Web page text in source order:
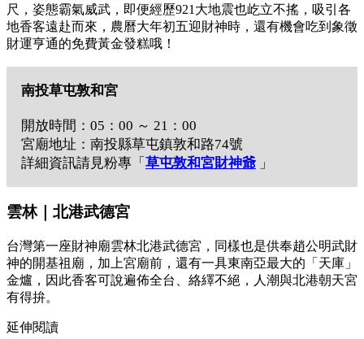
尺，姿態霸氣威武，即便經歷921大地震也屹立不搖，吸引各
地香客遠赴而來，農曆大年初五迎財神時，還有機會吃到象徵
財運亨通的免費黃金發糕哦！
南投草屯敦和宮
開放時間：05：00 ～ 21：00
宮廟地址：南投縣草屯鎮敦和路74號
詳細資訊請見粉專「 草屯敦和宮財神爺 」
雲林｜北港武德宮
台灣第一座財神廟雲林北港武德宮，同樣也是供奉趙公明武財
神的開基祖廟，加上宮廟前，還有一具東南亞最大的「天庫」
金爐，因此香客可說遍佈全台、絡繹不絕，人潮與北港朝天宮
有得拚。
延伸閱讀